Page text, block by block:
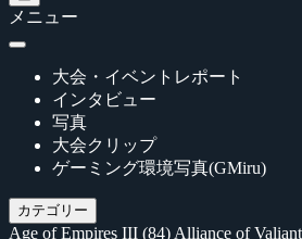
メニュー
大会・イベントレポート
インタビュー
写真
大会クリップ
ゲーミング環境写真(GMiru)
カテゴリー
Age of Empires III (84) Alliance of